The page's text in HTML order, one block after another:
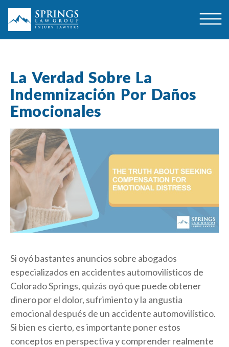
La Verdad Sobre La
Indemnización Por Daños
Emocionales
Si oyó bastantes anuncios sobre abogados
especializados en accidentes automovilísticos de
Colorado Springs, quizás oyó que puede obtener
dinero por el dolor, sufrimiento y la angustia
emocional después de un accidente automovilístico.
Si bien es cierto, es importante poner estos
conceptos en perspectiva y comprender realmente